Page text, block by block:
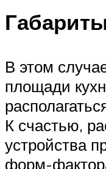
В этом
площади
К счастью,
устройства
форм-